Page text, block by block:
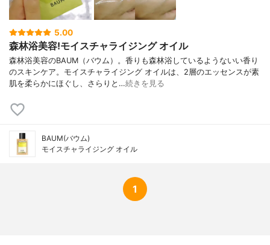
5.00
森林浴美容!モイスチャライジング オイル
森林浴美容のBAUM（バウム）。香りも森林浴しているようないい香り
のスキンケア。モイスチャライジング オイルは、2層のエッセンスが素
肌を柔らかにほぐし、さらりと…続きを見る
BAUM(バウム)
モイスチャライジング オイル
1